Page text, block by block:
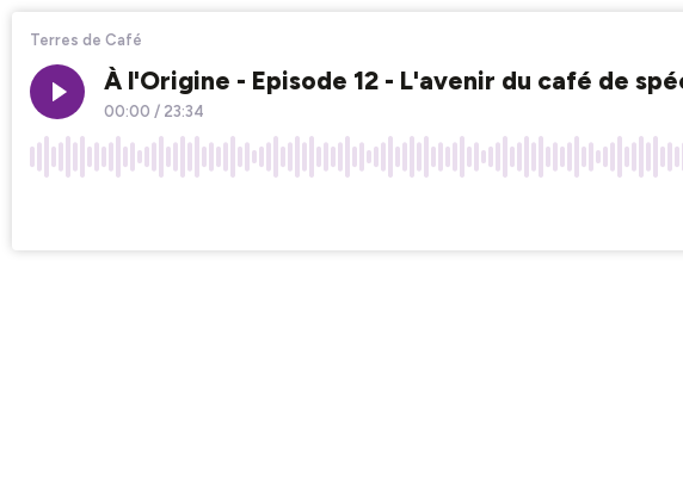
Terres de Café
À l'Origine - Episode 12 - L'avenir du café de
00:00 / 23:34